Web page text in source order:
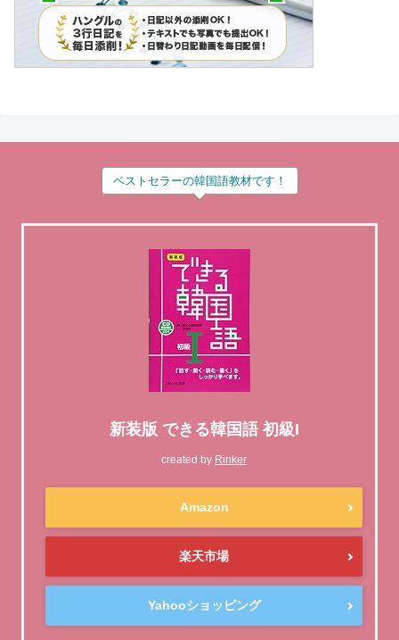
ベストセラーの韓国語教材です！
新装版 できる韓国語 初級I
created by Rinker
Amazon
楽天市場
Yahooショッピング